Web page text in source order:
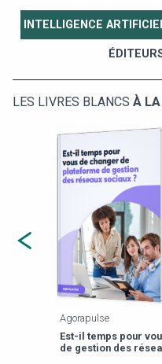
INTELLIGENCE
LES LIVRES BLANCS À LA
Agorapulse
Est-il temps pour
de gestion des